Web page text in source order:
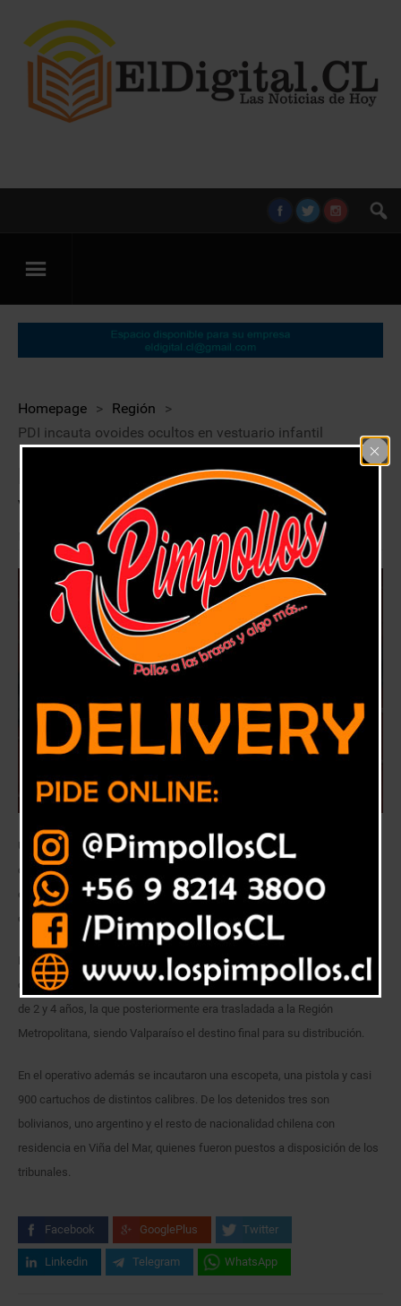
Homepage > Región
>
PDI incauta ovoides ocultos en vestuario infantil
PDI incauta ovoides ocultos en
vestuario infantil
23 enero, 2018 Región
Un total de 7 detenidos y la incautación de 3 kilos 970 gramos de
clorhidrato de cocaína, dejó como saldo la operación “Alejandría”
encabezada por la Brigada Antinarcóticos Metropolitana de la PDI en
conjunto con la Fiscalía Local de Valparaíso.
La droga incautada era ingresada desde el norte del país, a través de
correos humanos, oculta en chaqueta de pluma utilizadas por menores
de 2 y 4 años, la que posteriormente era trasladada a la Región
Metropolitana, siendo Valparaíso el destino final para su distribución.
En el operativo además se incautaron una escopeta, una pistola y casi
900 cartuchos de distintos calibres. De los detenidos tres son
bolivianos, uno argentino y el resto de nacionalidad chilena con
residencia en Viña del Mar, quienes fueron puestos a disposición de los
tribunales.
Facebook GooglePlus Twitter
Linkedin Telegram WhatsApp